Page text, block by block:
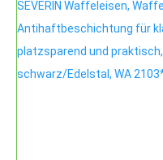
SEVERIN Waffeleisen,
Antihaftbeschichtung für
platzsparend und praktisch,
schwarz/Edelstal, WA